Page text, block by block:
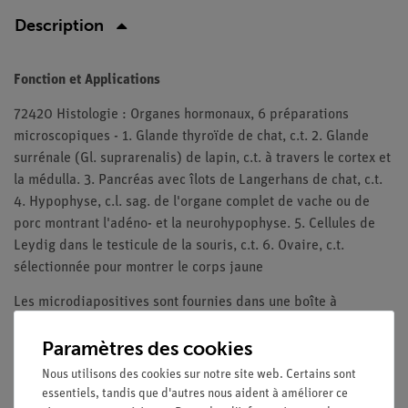
Description
Fonction et Applications
72420 Histologie : Organes hormonaux, 6 préparations
microscopiques - 1. Glande thyroïde de chat, c.t. 2. Glande
surrénale (Gl. suprarenalis) de lapin, c.t. à travers le cortex et
la médulla. 3. Pancréas avec îlots de Langerhans de chat, c.t.
4. Hypophyse, c.l. sag. de l'organe complet de vache ou de
porc montrant l'adéno- et la neurohypophyse. 5. Cellules de
Leydig dans le testicule de la souris, c.t. 6. Ovaire, c.t.
sélectionnée pour montrer le corps jaune
Les microdiapositives sont fournies dans une boîte à
Livraison gratuite à partir de 300,- €.
Paramètres des cookies
Nous utilisons des cookies sur notre site web. Certains sont
essentiels, tandis que d'autres nous aident à améliorer ce